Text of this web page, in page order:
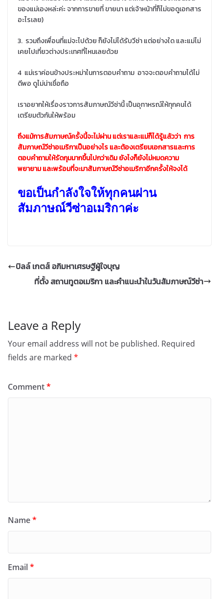
ของแม่เองหล่ะค่ะ จากการขายที่ ขายนา แต่เจ้าหน้าที่ก็ไม่ขอดูเอกสาร
อะไรเลย)
3. รวมถึงเพื่อนที่แม่จะไปด้วย ก็ยังไม่ได้รับวีซ่า แต่อย่างใด และแม่ไม่
เคยไปเที่ยวต่างประเทศที่ไหนเลยด้วย
4 แม่เราค่อนข้างประหม่าในการตอบคำถาม อาจจะตอบคำถามได้ไม่
ดีพอ ดูไม่น่าเชื่อถือ
เราอยากให้เรื่องราวการสัมภาษณ์วีซ่านี้ เป็นอุทาหรณ์ให้ทุกคนได้
เตรียมตัวกันให้พร้อม
ถึงแม้การสัมภาษณ์ครั้งนี้จะไม่ผ่าน แต่เราและแม่ก็ได้รู้แล้วว่า การ
สัมภาษณ์วีซ่าอเมริกาเป็นอย่างไร และต้องเตรียมเอกสารและการ
ตอบคำถามให้รัดกุมมากขึ้นไปกว่าเดิม ยังไงก็ยังไม่หมดความ
พยายาม และพร้อมที่จะมาสัมภาษณ์วีซ่าอเมริกาอีกครั้งให้จงได้
ขอเป็นกำลังใจให้ทุกคนผ่าน
สัมภาษณ์วีซ่าอเมริกาค่ะ
บิลล์ เกตส์ อภิมหาเศรษฐีผู้ใจบุญ
ที่ตั้ง สถานทูตอเมริกา และคำแนะนำในวันสัมภาษณ์วีซ่า
Leave a Reply
Your email address will not be published. Required
fields are marked *
Comment*
Name*
Email*